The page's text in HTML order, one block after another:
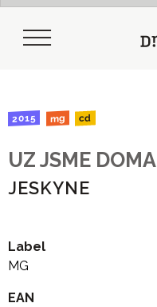
2015 mg cd
UZ JSME DOMA
JESKYNE
Label
MG
EAN